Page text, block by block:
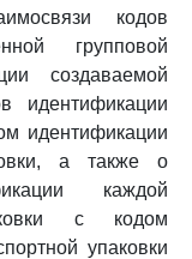
кодов
групповой
создаваемой
идентификации
идентификации
а также о
каждой
с кодом
упаковки